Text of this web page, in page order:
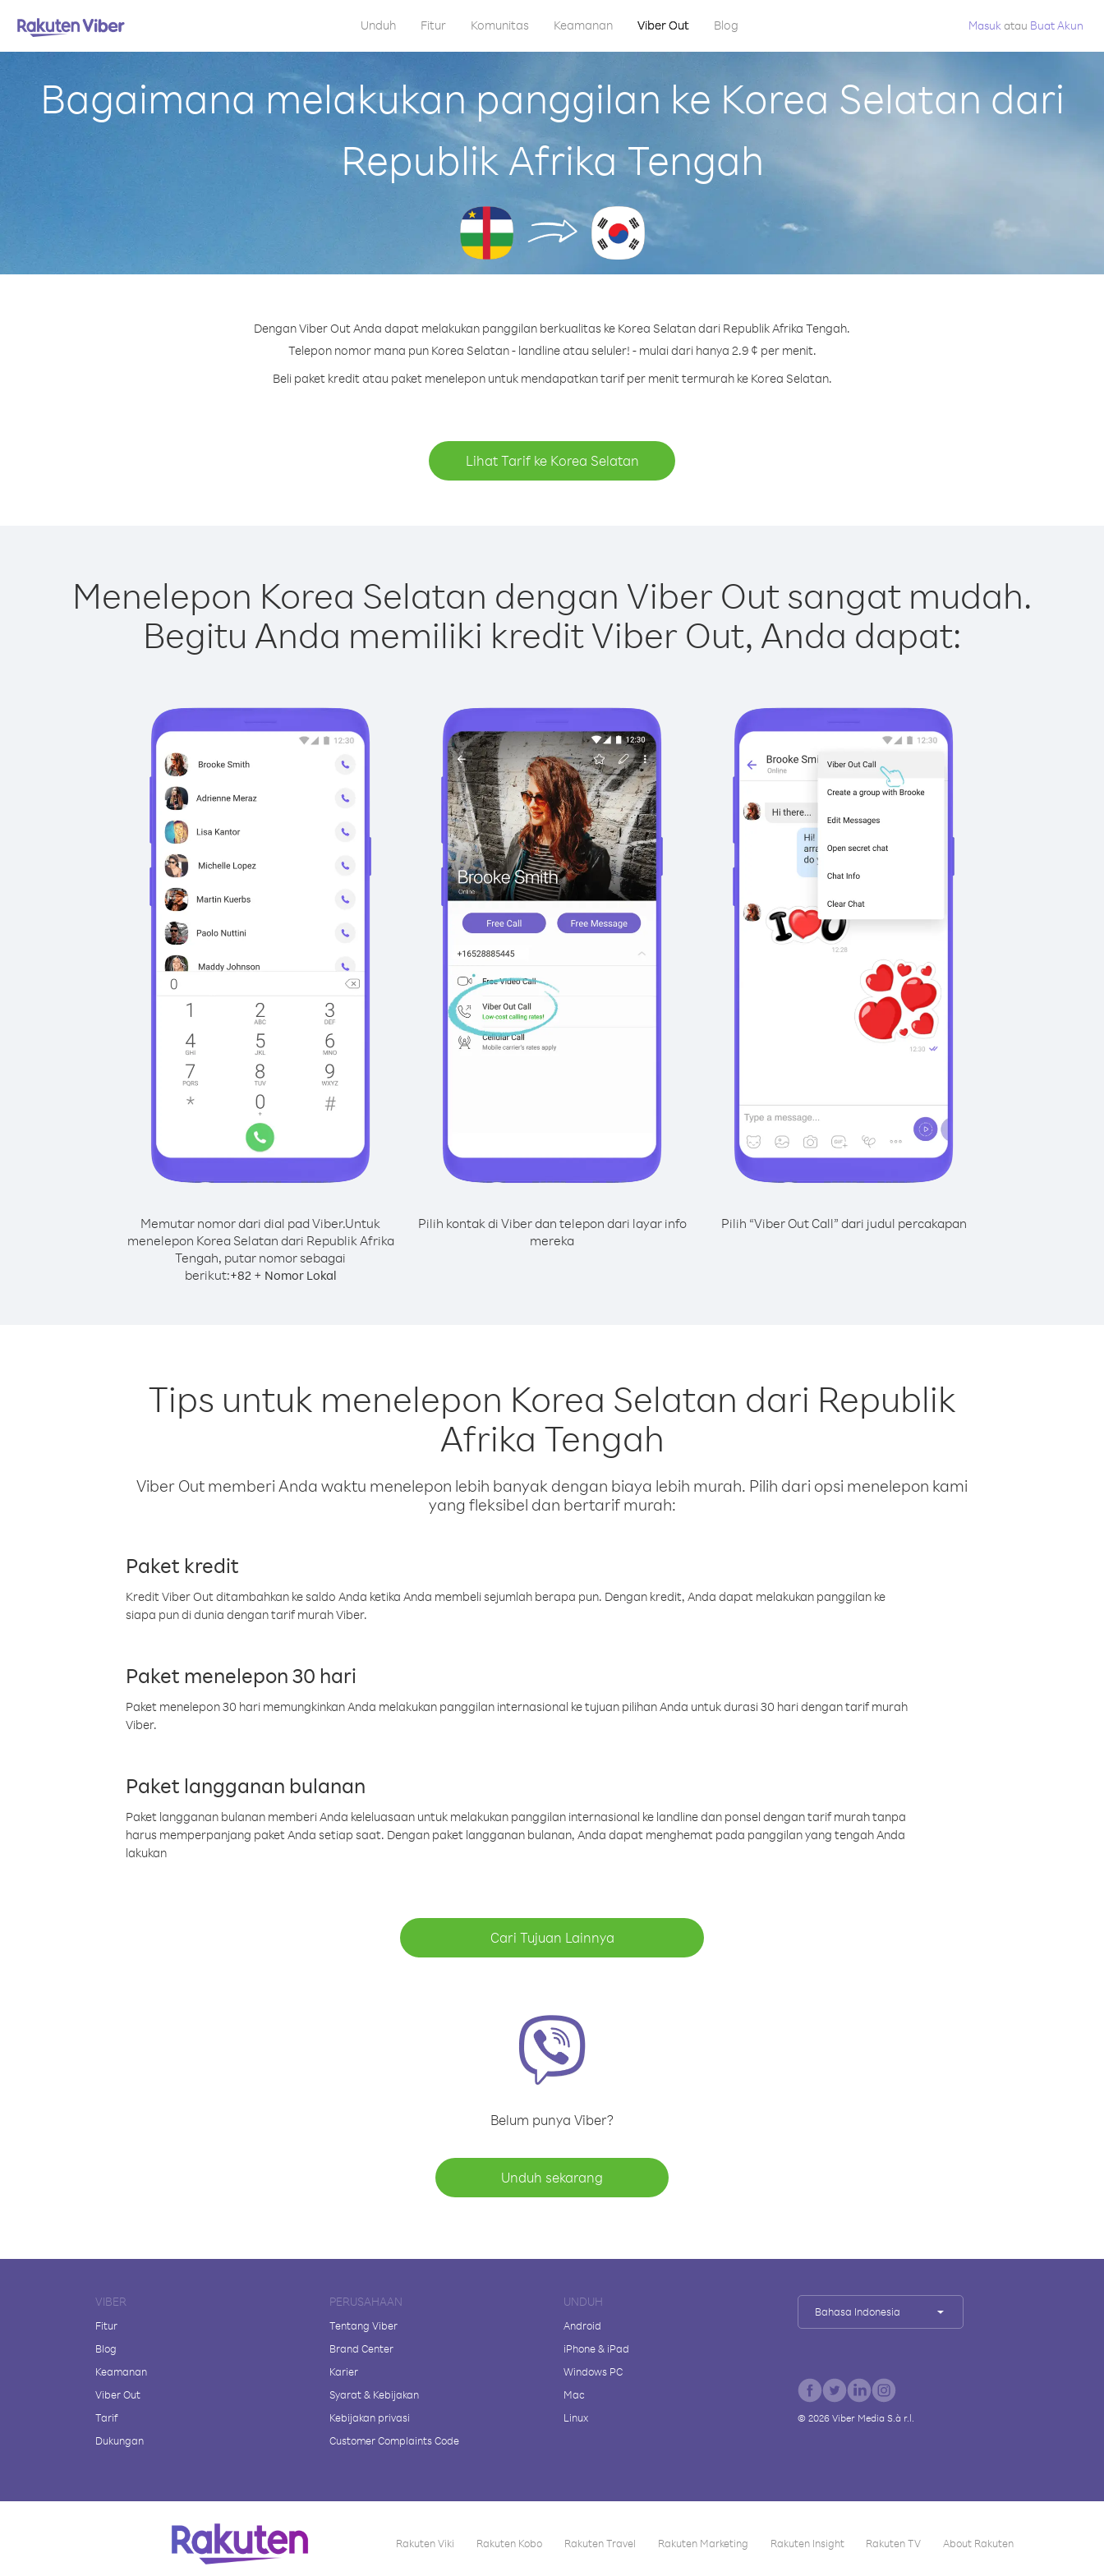
Unduh Fitur Komunitas Keamanan Viber Out Blog Masuk atau Buat Akun
Bagaimana melakukan panggilan ke Korea Selatan dari
Republik Afrika Tengah
Dengan Viber Out Anda dapat melakukan panggilan berkualitas ke Korea Selatan dari Republik Afrika Tengah.
Telepon nomor mana pun Korea Selatan - landline atau seluler! - mulai dari hanya 2.9 ¢ per menit.
Beli paket kredit atau paket menelepon untuk mendapatkan tarif per menit termurah ke Korea Selatan.
Lihat Tarif ke Korea Selatan
Menelepon Korea Selatan dengan Viber Out sangat mudah.
Begitu Anda memiliki kredit Viber Out, Anda dapat:
Memutar nomor dari dial pad Viber.Untuk
menelepon Korea Selatan dari Republik Afrika
Tengah, putar nomor sebagai
berikut:+82+ Nomor Lokal
Pilih kontak di Viber dan telepon dari layar info
mereka
Pilih “Viber Out Call” dari judul percakapan
Tips untuk menelepon Korea Selatan dari Republik
Afrika Tengah
Viber Out memberi Anda waktu menelepon lebih banyak dengan biaya lebih murah. Pilih dari opsi menelepon kami
yang fleksibel dan bertarif murah:
Paket kredit
Kredit Viber Out ditambahkan ke saldo Anda ketika Anda membeli sejumlah berapa pun. Dengan kredit, Anda dapat melakukan panggilan ke
siapa pun di dunia dengan tarif murah Viber.
Paket menelepon 30 hari
Paket menelepon 30 hari memungkinkan Anda melakukan panggilan internasional ke tujuan pilihan Anda untuk durasi 30 hari dengan tarif murah
Viber.
Paket langganan bulanan
Paket langganan bulanan memberi Anda keleluasaan untuk melakukan panggilan internasional ke landline dan ponsel dengan tarif murah tanpa
harus memperpanjang paket Anda setiap saat. Dengan paket langganan bulanan, Anda dapat menghemat pada panggilan yang tengah Anda
lakukan
Cari Tujuan Lainnya
Belum punya Viber?
Unduh sekarang
VIBER
Fitur
Blog
Keamanan
Viber Out
Tarif
Dukungan
PERUSAHAAN
Tentang Viber
Brand Center
Karier
Syarat & Kebijakan
Kebijakan privasi
Customer Complaints Code
UNDUH
Android
iPhone & iPad
Windows PC
Mac
Linux
Bahasa Indonesia
© 2026 Viber Media S.à r.l.
Rakuten Viki Rakuten Kobo Rakuten Travel Rakuten Marketing Rakuten Insight Rakuten TV About Rakuten